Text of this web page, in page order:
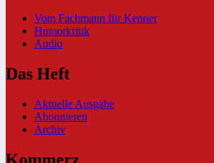
Vom Fachmann für Kenner
Humorkritik
Audio
Das Heft
Aktuelle Ausgabe
Abonnieren
Archiv
Kommerz